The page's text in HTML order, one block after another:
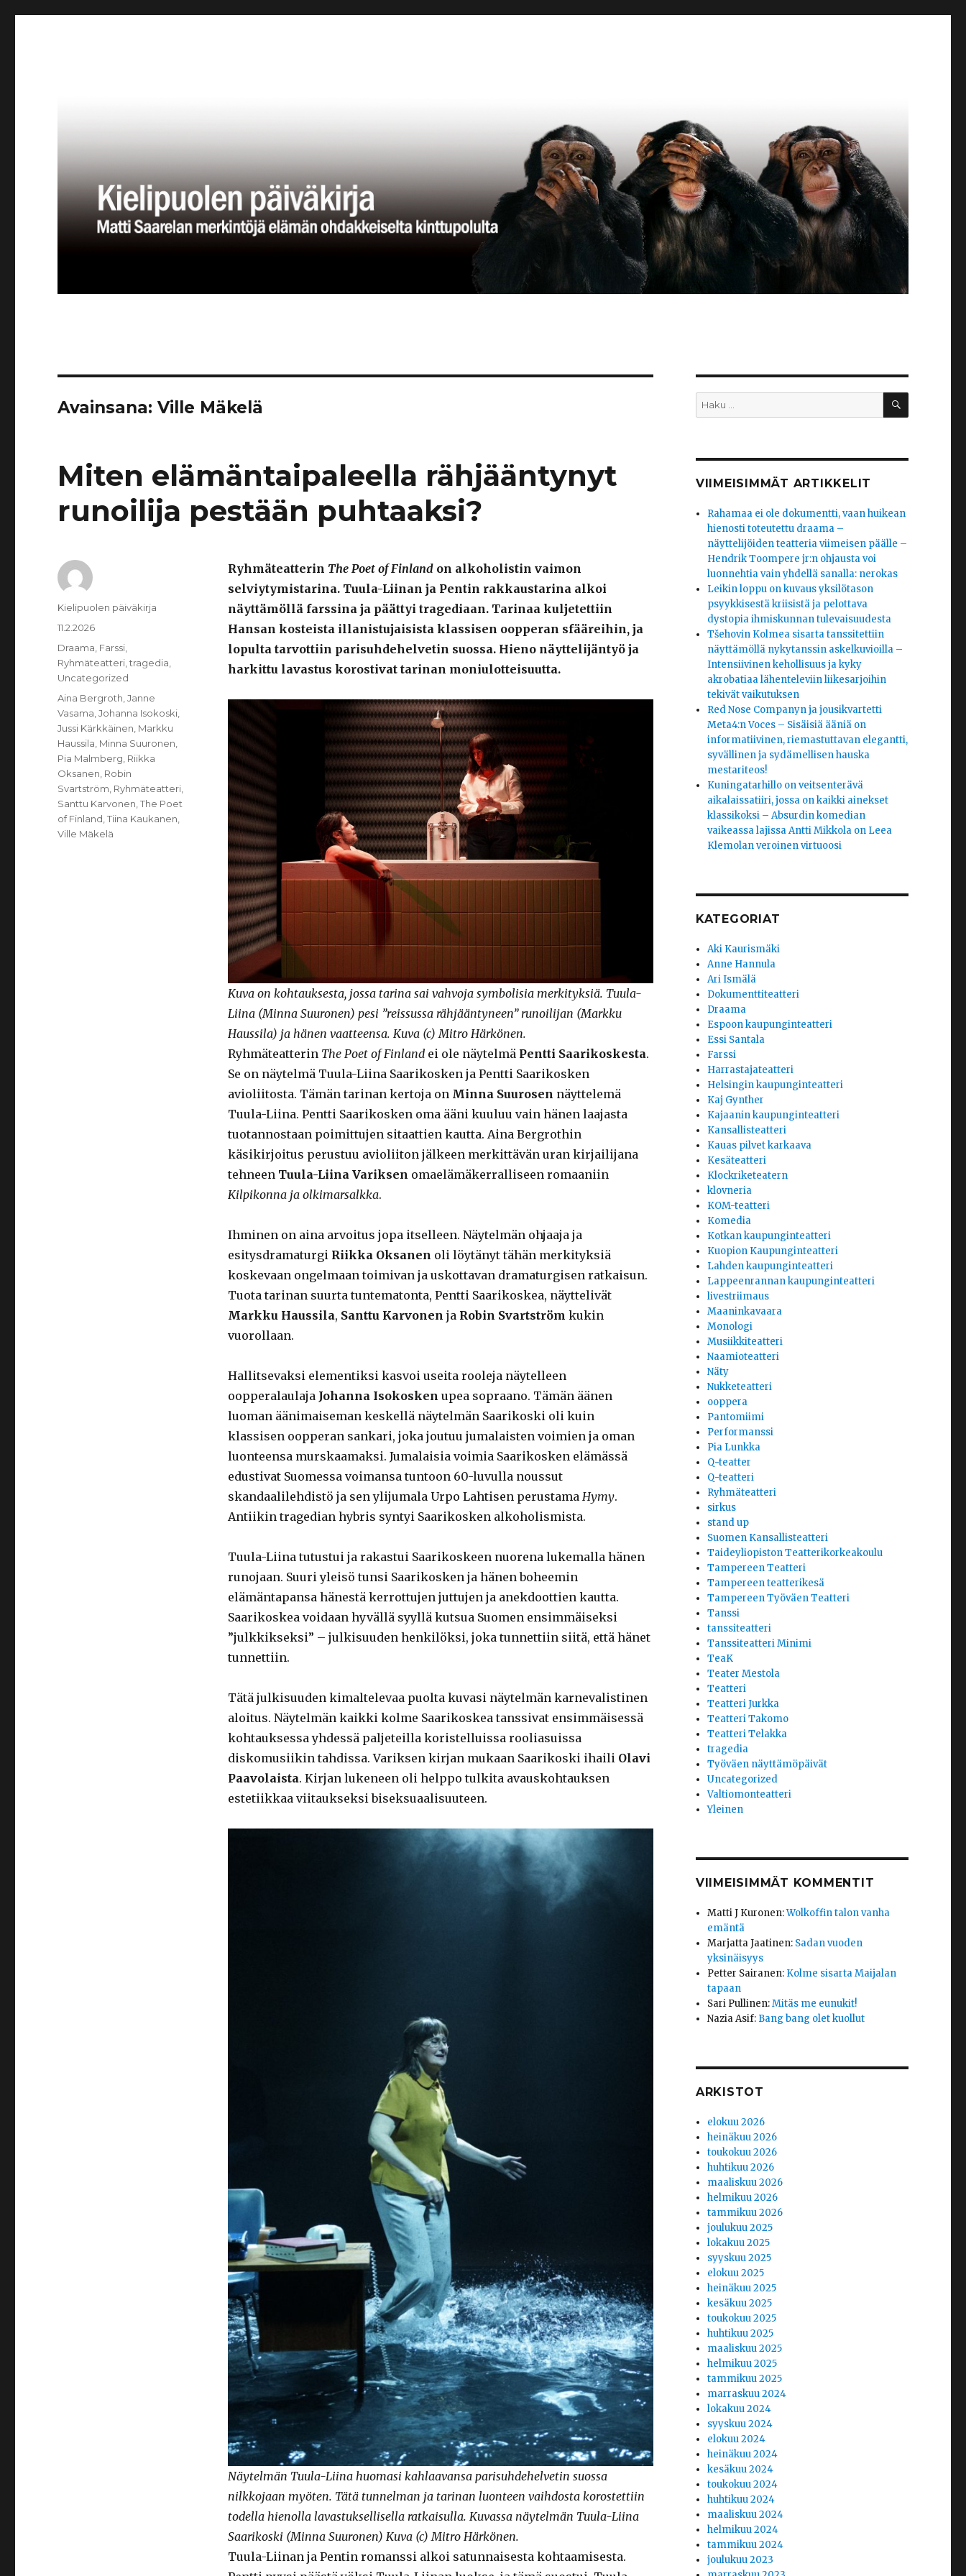
Avainsana:Ville Mäkelä
Miten elämäntaipaleella rähjääntynyt
runoilija pestään puhtaaksi?
Ryhmäteatterin The Poet of Finlandon alkoholistin vaimon
selviytymistarina. Tuula-Liinan ja Pentin rakkaustarina alkoi
näyttämöllä farssina ja päättyi tragediaan. Tarinaa kuljetettiin
Hansan kosteista illanistujaisista klassisen oopperan sfääreihin, ja
lopulta tarvottiin parisuhdehelvetin suossa. Hieno näyttelijäntyö ja
harkittu lavastus korostivat tarinan moniulotteisuutta.
Kuva on kohtauksesta, jossa tarina sai vahvoja symbolisia merkityksiä. Tuula-
Liina (Minna Suuronen) pesi ”reissussa rähjääntyneen” runoilijan (Markku
Haussila) ja hänen vaatteensa. Kuva (c) Mitro Härkönen.
Ryhmäteatterin The Poet of Finlandei ole näytelmä Pentti Saarikoskesta.
Se on näytelmä Tuula-Liina Saarikosken ja Pentti Saarikosken
avioliitosta. Tämän tarinan kertoja on Minna Suurosen näyttelemä
Tuula-Liina. Pentti Saarikosken oma ääni kuuluu vain hänen laajasta
tuotannostaan poimittujen sitaattien kautta. Aina Bergrothin
käsikirjoitus perustuu avioliiton jälkeen merkittävän uran kirjailijana
tehneen Tuula-Liina Variksen omaelämäkerralliseen romaaniin
Kilpikonna ja olkimarsalkka.
Ihminen on aina arvoitus jopa itselleen. Näytelmän ohjaaja ja
esitysdramaturgi Riikka Oksanen oli löytänyt tähän merkityksiä
koskevaan ongelmaan toimivan ja uskottavan dramaturgisen ratkaisun.
Tuota tarinan suurta tuntematonta, Pentti Saarikoskea, näyttelivät
Markku Haussila, Santtu Karvonen ja Robin Svartström kukin
vuorollaan.
Hallitsevaksi elementiksi kasvoi useita rooleja näytelleen
oopperalaulaja Johanna Isokosken upea sopraano. Tämän äänen
luoman äänimaiseman keskellä näytelmän Saarikoski oli kuin
klassisen oopperan sankari, joka joutuu jumalaisten voimien ja oman
luonteensa murskaamaksi. Jumalaisia voimia Saarikosken elämässä
edustivat Suomessa voimansa tuntoon 60-luvulla noussut
skandaalilehdistö ja sen ylijumala Urpo Lahtisen perustama Hymy.
Antiikin tragedian hybris syntyi Saarikosken alkoholismista.
Tuula-Liina tutustui ja rakastui Saarikoskeen nuorena lukemalla hänen
runojaan. Suuri yleisö tunsi Saarikosken ja hänen boheemin
elämäntapansa hänestä kerrottujen juttujen ja anekdoottien kautta.
Saarikoskea voidaan hyvällä syyllä kutsua Suomen ensimmäiseksi
”julkkikseksi” – julkisuuden henkilöksi, joka tunnettiin siitä, että hänet
tunnettiin.
Tätä julkisuuden kimaltelevaa puolta kuvasi näytelmän karnevalistinen
aloitus. Näytelmän kaikki kolme Saarikoskea tanssivat ensimmäisessä
kohtauksessa yhdessä paljeteilla koristelluissa rooliasuissa
diskomusiikin tahdissa. Variksen kirjan mukaan Saarikoski ihaili Olavi
Paavolaista. Kirjan lukeneen oli helppo tulkita avauskohtauksen
estetiikkaa viitaukseksi biseksuaalisuuteen.
Näytelmän Tuula-Liina huomasi kahlaavansa parisuhdehelvetin suossa
nilkkojaan myöten. Tätä tunnelman ja tarinan luonteen vaihdosta korostettiin
todella hienolla lavastuksellisella ratkaisulla. Kuvassa näytelmän Tuula-Liina
Saarikoski (Minna Suuronen) Kuva (c) Mitro Härkönen.
Tuula-Liinan ja Pentin romanssi alkoi satunnaisesta kohtaamisesta.
Kirjoittaja
Kielipuolen päiväkirja
Julkaistu
11.2.2026
Kategoriat
Draama Farssi
Ryhmäteatteri ,tragedia
Uncategorized
Avainsanat
Aina Bergroth ,Janne
Vasama ,Johanna Isokoski
Jussi Kärkkäinen Markku
Haussila Minna Suuronen
Pia Malmberg Riikka
Oksanen Robin
Svartström Ryhmäteatteri
Santtu Karvonen ,The Poet
of Finland ,Tiina Kaukanen
Ville Mäkelä
Etsi: HAKU
VIIMEISIMMÄT ARTIKKELIT
Rahamaa ei ole dokumentti, vaan huikean
hienosti toteutettu draama –
näyttelijöiden teatteria viimeisen päälle –
Hendrik Toompere jr:n ohjausta voi
luonnehtia vain yhdellä sanalla: nerokas
Leikin loppu on kuvaus yksilötason
psyykkisestä kriisistä ja pelottava
dystopia ihmiskunnan tulevaisuudesta
Tšehovin Kolmea sisarta tanssitettiin
näyttämöllä nykytanssin askelkuvioilla –
Intensiivinen kehollisuus ja kyky
akrobatiaa lähenteleviin liikesarjoihin
tekivät vaikutuksen
Red Nose Companyn ja jousikvartetti
Meta4:n Voces – Sisäisiä ääniä on
informatiivinen, riemastuttavan elegantti,
syvällinen ja sydämellisen hauska
mestariteos!
Kuningatarhillo on veitsenterävä
aikalaissatiiri, jossa on kaikki ainekset
klassikoksi – Absurdin komedian
vaikeassa lajissa Antti Mikkola on Leea
Klemolan veroinen virtuoosi
KATEGORIAT
Aki Kaurismäki
Anne Hannula
Ari Ismälä
Dokumenttiteatteri
Draama
Espoon kaupunginteatteri
Essi Santala
Farssi
Harrastajateatteri
Helsingin kaupunginteatteri
Kaj Gynther
Kajaanin kaupunginteatteri
Kansallisteatteri
Kauas pilvet karkaava
Kesäteatteri
Klockriketeatern
klovneria
KOM-teatteri
Komedia
Kotkan kaupunginteatteri
Kuopion Kaupunginteatteri
Lahden kaupunginteatteri
Lappeenrannan kaupunginteatteri
livestriimaus
Maaninkavaara
Monologi
Musiikkiteatteri
Naamioteatteri
Näty
Nukketeatteri
ooppera
Pantomiimi
Performanssi
Pia Lunkka
Q-teatter
Q-teatteri
Ryhmäteatteri
sirkus
stand up
Suomen Kansallisteatteri
Taideyliopiston Teatterikorkeakoulu
Tampereen Teatteri
Tampereen teatterikesä
Tampereen Työväen Teatteri
Tanssi
tanssiteatteri
Tanssiteatteri Minimi
TeaK
Teater Mestola
Teatteri
Teatteri Jurkka
Teatteri Takomo
Teatteri Telakka
tragedia
Työväen näyttämöpäivät
Uncategorized
Valtiomonteatteri
Yleinen
VIIMEISIMMÄT KOMMENTIT
Matti J Kuronen:Wolkoffin talon vanha
emäntä
Marjatta Jaatinen: Sadan vuoden
yksinäisyys
Petter Sairanen: Kolme sisarta Maijalan
tapaan
Sari Pullinen:Mitäs me eunukit!
Nazia Asif: Bang bang olet kuollut
ARKISTOT
elokuu 2026
heinäkuu 2026
toukokuu 2026
huhtikuu 2026
maaliskuu 2026
helmikuu 2026
tammikuu 2026
joulukuu 2025
lokakuu 2025
syyskuu 2025
elokuu 2025
heinäkuu 2025
kesäkuu 2025
toukokuu 2025
huhtikuu 2025
maaliskuu 2025
helmikuu 2025
tammikuu 2025
marraskuu 2024
lokakuu 2024
syyskuu 2024
elokuu 2024
heinäkuu 2024
kesäkuu 2024
toukokuu 2024
huhtikuu 2024
maaliskuu 2024
helmikuu 2024
tammikuu 2024
joulukuu 2023